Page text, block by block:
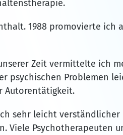
1988 promovierte ich
Zeit vermittelte ich
psychischen Problemen
Autorentätigkeit.
sehr leicht verständlicher
Viele Psychotherapeuten